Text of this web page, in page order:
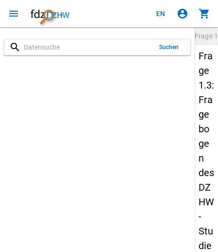
menu EN account_circle shopping_cart
search Suchen
Frage
Fra
ge
1.3:
Fra
ge
bo
ge
n
des
DZ
HW
-
Stu
die